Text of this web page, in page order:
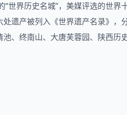
界历史名城”，美媒评选的世界
遗产被列入《世界遗产名录》，
、终南山、大唐芙蓉园、陕西历